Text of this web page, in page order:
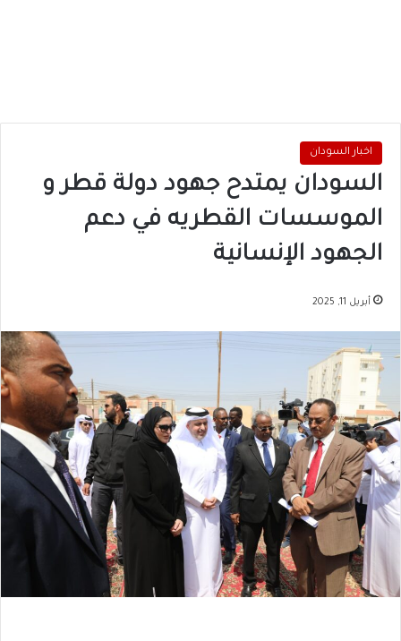
اخبار السودان
السودان يمتدح جهود دولة قطر و
الموسسات القطريه في دعم
الجهود الإنسانية
أبريل 11, 2025